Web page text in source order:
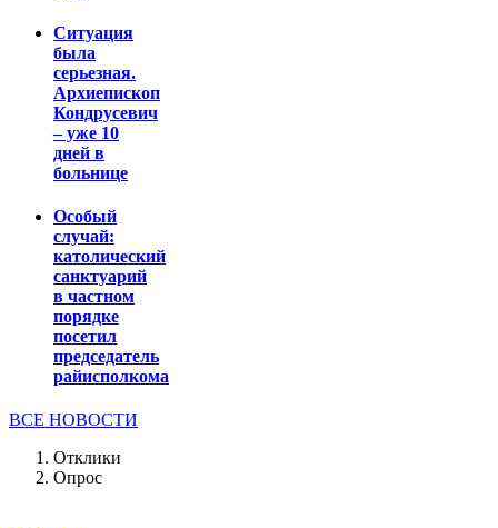
Ситуация
была
серьезная.
Архиепископ
Кондрусевич
– уже 10
дней в
больнице
Особый
случай:
католический
санктуарий
в частном
порядке
посетил
председатель
райисполкома
ВСЕ НОВОСТИ
Отклики
Опрос